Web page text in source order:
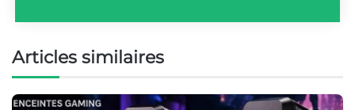
Articles similaires